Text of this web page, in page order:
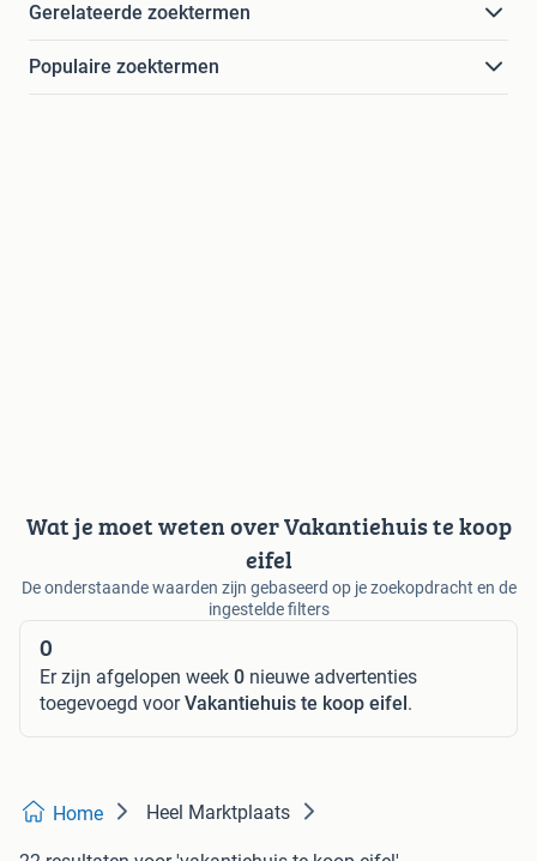
Gerelateerde zoektermen
Populaire zoektermen
Wat je moet weten over Vakantiehuis te koop
eifel
De onderstaande waarden zijn gebaseerd op je zoekopdracht en de
ingestelde filters
0
Er zijn afgelopen week 0 nieuwe advertenties
toegevoegd voorVakantiehuis te koop eifel.
Home Heel Marktplaats